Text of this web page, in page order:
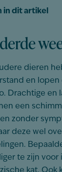
dit artikel
dieren
en lopen
Drachtige en
een
zonder
deze wel
te zijn voor